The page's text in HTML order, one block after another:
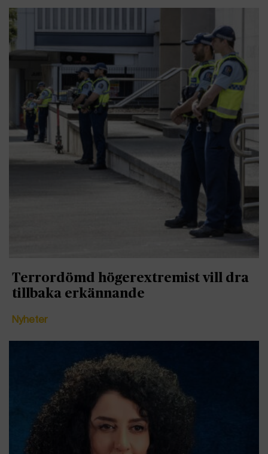
Terrordömd högerextremist vill dra
tillbaka erkännande
Nyheter